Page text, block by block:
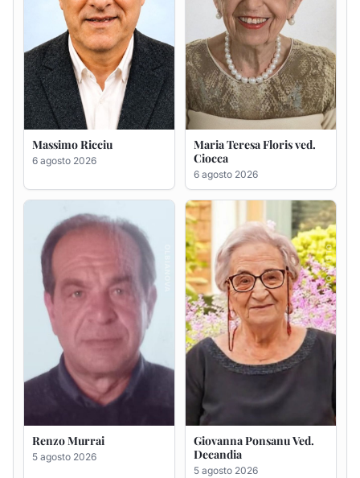
Massimo Ricciu
6 agosto 2026
Maria Teresa Floris ved.
Ciocca
6 agosto 2026
Renzo Murrai
5 agosto 2026
Giovanna Ponsanu Ved.
Decandia
5 agosto 2026